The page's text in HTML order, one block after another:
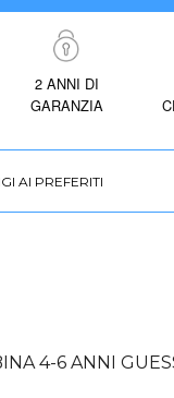
2 ANNI DI
GARANZIA
AI PREFERITI
4-6 ANNI